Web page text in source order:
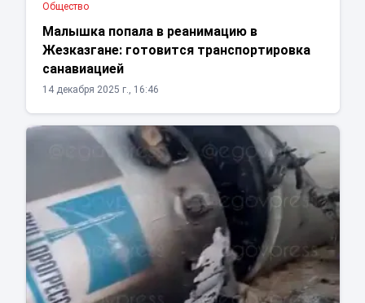
Общество
Малышка попала в реанимацию в
Жезказгане: готовится транспортировка
санавиацией
14 декабря 2025 г., 16:46